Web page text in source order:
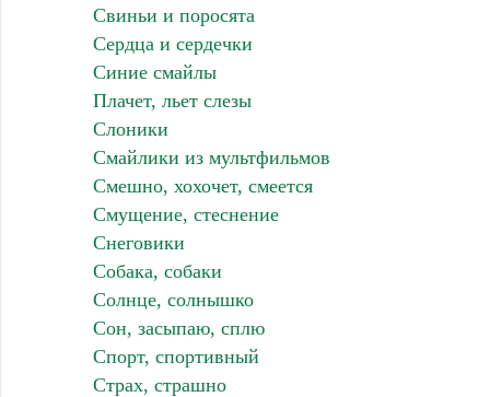
Свиньи и поросята
Сердца и сердечки
Синие смайлы
Плачет, льет слезы
Слоники
Смайлики из мультфильмов
Смешно, хохочет, смеется
Смущение, стеснение
Снеговики
Собака, собаки
Солнце, солнышко
Сон, засыпаю, сплю
Спорт, спортивный
Страх, страшно